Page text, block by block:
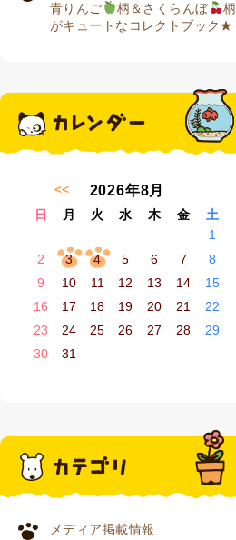
青りんご
柄＆さくらんぼ
柄
がキュートなコレクトブック★
2026年8月
日 月 火 水 木 金 土
« 7月
1
2
3 4 5 6 7
8
9
10 11 12 13 14
15
16
17 18 19 20 21
22
23
24 25 26 27 28
29
30
31
メディア掲載情報